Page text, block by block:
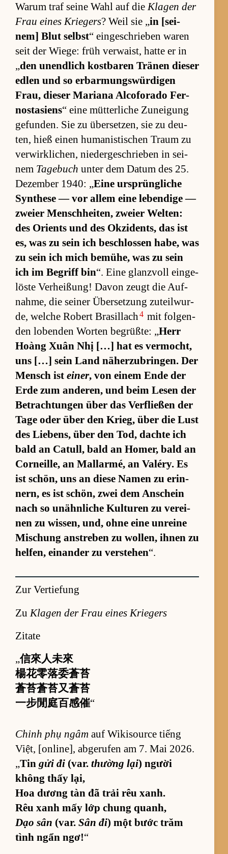
Warum traf seine Wahl auf dieKla­gen der
Frau ei­nes Krie­gers? Weil sie „in [sei­
nem] Blut selbst“ ein­ge­schrie­ben wa­ren
seit der Wie­ge: früh ver­waist, hatte er in
„den un­end­lich kost­ba­ren Trä­nen die­ser
ed­len und so er­bar­mungs­wür­di­gen
Frau, die­ser Ma­ri­ana Al­co­fo­rado Fer­
no­st­asi­ens“ eine müt­te­r­li­che Zu­nei­gung
ge­fun­den. Sie zu über­set­zen, sie zu deu­
ten, hieß einen hu­ma­nis­ti­schen Traum zu
ver­wirk­li­chen, nie­der­ge­schrie­ben in sei­
nem Tagebuch un­ter dem Da­tum des 25.
De­zem­ber 1940: „Eine ur­sprüng­li­che
Syn­these — vor al­lem eine le­ben­dige —
zweier Mensch­hei­ten, zweier Wel­ten:
des Ori­ents und des Ok­zi­dents, das ist
es, was zu sein ich be­schlos­sen ha­be, was
zu sein ich mich be­mü­he, was zu sein
ich im Be­griff bin“. Eine glanz­voll ein­ge­
löste Ver­hei­ßung! Da­von zeugt die Auf­
nah­me, die sei­ner Über­set­zung zu­teil­wur­
de, wel­che Ro­bert Bra­sil­lach4 mit fol­gen­
den lo­ben­den Wor­ten be­grüß­te: „Herr
Hoàng Xuân Nhị […] hat es ver­mocht,
uns […] sein Land nä­her­zu­brin­gen. Der
Mensch ist einer, von ei­nem Ende der
Erde zum an­de­ren, und beim Le­sen der
Be­trach­tun­gen über das Ver­flie­ßen der
Tage oder über den Krieg, über die Lust
des Lie­bens, über den Tod, dachte ich
bald an Ca­tull, bald an Ho­mer, bald an
Cor­neil­le, an Mall­ar­mé, an Va­léry. Es
ist schön, uns an diese Na­men zu er­in­
nern, es ist schön, zwei dem An­schein
nach so un­ähn­li­che Kul­tu­ren zu ver­ei­
nen zu wis­sen, und, ohne eine un­reine
Mi­schung an­stre­ben zu wol­len, ih­nen zu
hel­fen, ein­an­der zu ver­ste­hen“.
Zur Vertiefung
Zu Klagen der Frau eines Kriegers
Zitate
„信來人未來
楊花零落委蒼苔
蒼苔蒼苔又蒼苔
一步閒庭百感催“
Chinh phụ ngâm auf Wi­ki­source tiếng
Việt, [on­li­ne], ab­ge­ru­fen am 7. Mai 2026.
„Tin gửi đi (var. thường lại) người
không thấy lại,
Hoa dương tàn đã trải rêu xanh.
Rêu xanh mấy lớp chung quanh,
Dạo sân (var. Sân đi) một bước trăm
tình ngẩn ngơ!“